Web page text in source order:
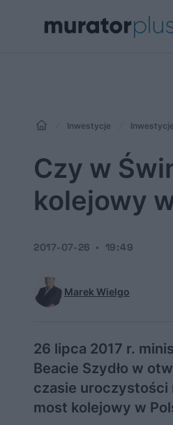
Inwestycje
Czy w
kolejowy
Marek Wielgo
2017-07-26 19:49
26 lipca 2017 r.
Beacie Szydło w
czasie uroczystości
most kolejowy w